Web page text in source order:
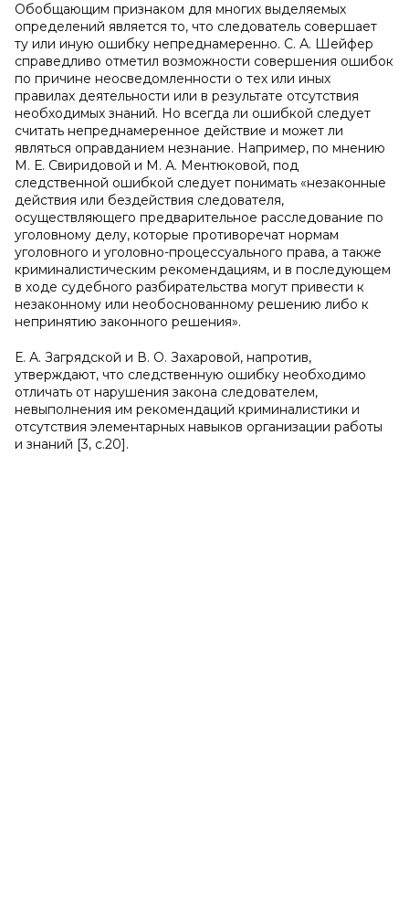
Обобщающим признаком для многих выделяемых
определений является то, что следователь совершает
ту или иную ошибку непреднамеренно. С. А. Шейфер
справедливо отметил возможности совершения ошибок
по причине неосведомленности о тех или иных
правилах деятельности или в результате отсутствия
необходимых знаний. Но всегда ли ошибкой следует
считать непреднамеренное действие и может ли
являться оправданием незнание. Например, по мнению
М. Е. Свиридовой и М. А. Ментюковой, под
следственной ошибкой следует понимать «незаконные
действия или бездействия следователя,
осуществляющего предварительное расследование по
уголовному делу, которые противоречат нормам
уголовного и уголовно-процессуального права, а также
криминалистическим рекомендациям, и в последующем
в ходе судебного разбирательства могут привести к
незаконному или необоснованному решению либо к
непринятию законного решения».
Е. А. Загрядской и В. О. Захаровой, напротив,
утверждают, что следственную ошибку необходимо
отличать от нарушения закона следователем,
невыполнения им рекомендаций криминалистики и
отсутствия элементарных навыков организации работы
и знаний [3, с.20].